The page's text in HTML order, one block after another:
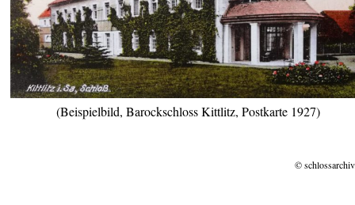
(Beispielbild, Barockschloss Kittlitz, Postkarte 1927)
©